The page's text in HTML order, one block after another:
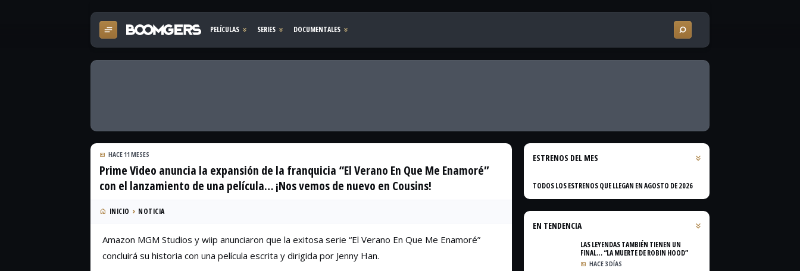
HACE 11 MESES
Prime Video anuncia la expansión de la franquicia “El Verano En Que Me Enamoré”
con el lanzamiento de una película… ¡Nos vemos de nuevo en Cousins!
INICIO NOTICIA
Amazon MGM Studios y wiip anunciaron que la exitosa serie “El Verano En Que Me Enamoré”
concluirá su historia con una película escrita y dirigida por Jenny Han.
ESTRENOS DEL MES
TODOS LOS ESTRENOS QUE LLEGAN EN AGOSTO DE 2026
EN TENDENCIA
LAS LEYENDAS TAMBIÉN TIENEN UN
FINAL… “LA MUERTE DE ROBIN HOOD”
HACE 3 DÍAS